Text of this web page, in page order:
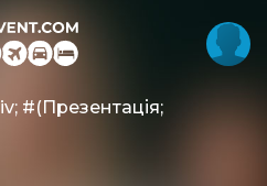
#(Презентація;